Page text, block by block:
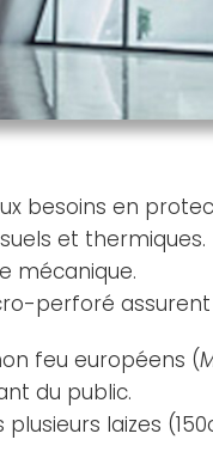
besoins en
et thermiques.
mécanique.
perforé
feu européens (
du public.
laizes